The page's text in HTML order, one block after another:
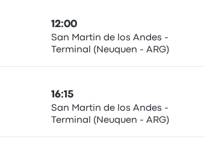
12:00
San Martin de los Andes -
Terminal (Neuquen - ARG)
16:15
San Martin de los Andes -
Terminal (Neuquen - ARG)